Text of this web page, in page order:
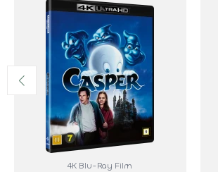
4K Blu-Ray Film